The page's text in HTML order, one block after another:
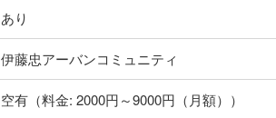
あり
伊藤忠アーバンコミュニティ
空有（料金: 2000円～9000円（月額））